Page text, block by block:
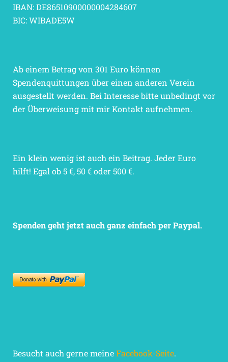
IBAN: DE86510900000004284607
BIC: WIBADE5W
Ab einem Betrag von 301 Euro können
Spendenquittungen über einen anderen Verein
ausgestellt werden. Bei Interesse bitte unbedingt vor
der Überweisung mit mir Kontakt aufnehmen.
Ein klein wenig ist auch ein Beitrag. Jeder Euro
hilft! Egal ob 5 €, 50 € oder 500 €.
Spenden geht jetzt auch ganz einfach per Paypal.
Besucht auch gerne meineFacebook-Seite.